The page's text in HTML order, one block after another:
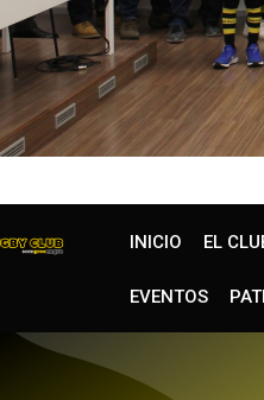
INICIO EL
EVENTOS